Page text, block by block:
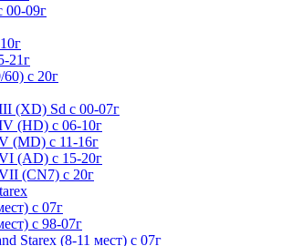
00-09г
21г
с 20г
(XD) Sd c 00-07г
(HD) с 06-10г
(MD) c 11-16г
(AD) с 15-20г
(CN7) с 20г
c 07г
c 98-07г
Starex (8-11 мест) с 07г